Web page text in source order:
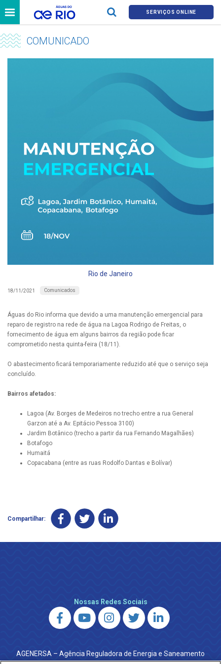
SERVIÇOS ONLINE
COMUNICADO
Rio de Janeiro
18/11/2021 Comunicados
Águas do Rio informa que devido a uma manutenção emergencial para
reparo de registro na rede de água na Lagoa Rodrigo de Freitas, o
fornecimento de água em alguns bairros da região pode ficar
comprometido nesta quinta-feira (18/11).
O abastecimento ficará temporariamente reduzido até que o serviço seja
concluído.
Bairros afetados:
Lagoa (Av. Borges de Medeiros no trecho entre a rua General
Garzon até a Av. Epitácio Pessoa 3100)
Jardim Botânico (trecho a partir da rua Fernando Magalhães)
Botafogo
Humaitá
Copacabana (entre as ruas Rodolfo Dantas e Bolívar)
Compartilhar:
Nossas Redes Sociais
AGENERSA – Agência Reguladora de Energia e Saneamento